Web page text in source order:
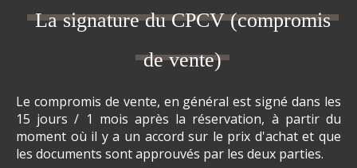
La signature du CPCV (compromis
de vente)
Le compromis de vente, en général est signé dans les
15 jours / 1 mois après la réservation, à partir du
moment où il y a un accord sur le prix d'achat et que
les documents sont approuvés par les deux parties.